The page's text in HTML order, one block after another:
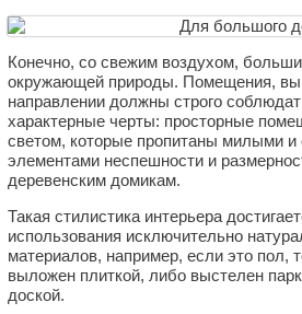
Конечно, со свежим воздухом,
окружающей природы. Помещения,
направлении должны строго
характерные черты: просторные
светом, которые пропитаны милыми
элементами неспешности и
деревенским домикам.
Такая стилистика интерьера
использования исключительно
материалов, например, если это пол,
выложен плиткой, либо выстелен
доской.